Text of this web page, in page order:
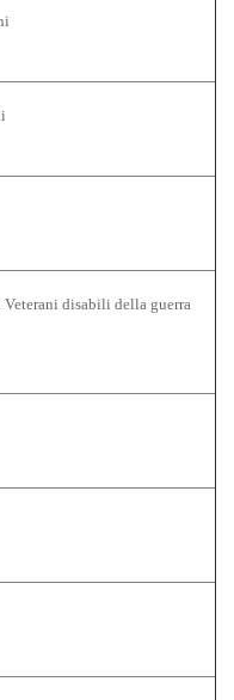
disabili della guerra